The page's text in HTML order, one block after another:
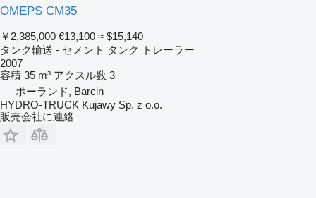
OMEPS CM35
￥2,385,000 €13,100 ≈ $15,140
タンク輸送 - セメント タンク トレーラー
2007
容積 35 m³ アクスル数 3
ポーランド, Barcin
HYDRO-TRUCK Kujawy Sp. z o.o.
販売会社に連絡